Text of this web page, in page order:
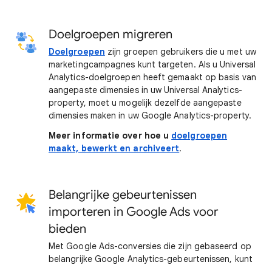
Doelgroepen migreren
Doelgroepen zijn groepen gebruikers die u met uw
marketingcampagnes kunt targeten. Als u Universal
Analytics-doelgroepen heeft gemaakt op basis van
aangepaste dimensies in uw Universal Analytics-
property, moet u mogelijk dezelfde aangepaste
dimensies maken in uw Google Analytics-property.
Meer informatie over hoe u doelgroepen
maakt, bewerkt en archiveert.
Belangrijke gebeurtenissen
importeren in Google Ads voor
bieden
Met Google Ads-conversies die zijn gebaseerd op
belangrijke Google Analytics-gebeurtenissen, kunt